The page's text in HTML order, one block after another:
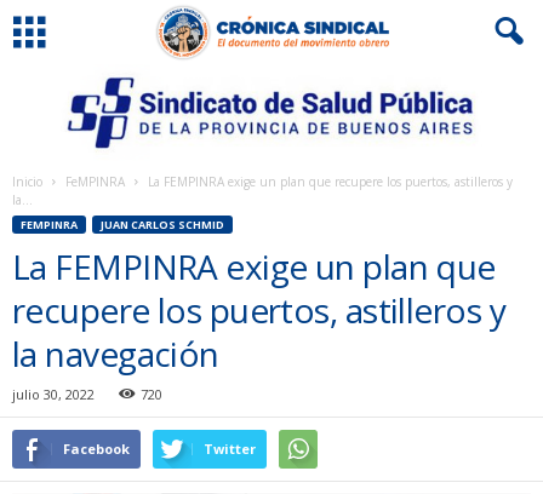
Inicio FeMPINRA
La FEMPINRA exige un plan que recupere los puertos, astilleros y
la...
FEMPINRA JUAN CARLOS SCHMID
La FEMPINRA exige un plan que
recupere los puertos, astilleros y
la navegación
julio 30, 2022 720
Facebook Twitter